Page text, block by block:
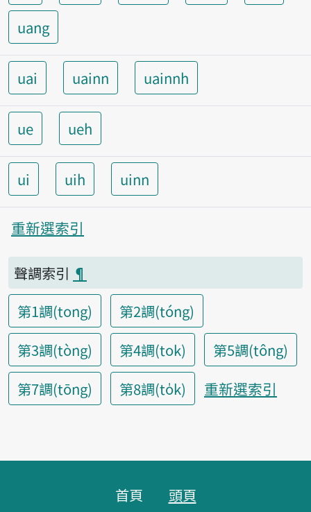
uang
uai uainn uainnh
ue ueh
ui uih uinn
重新選索引
聲調索引 ¶
第1調(tong)
第2調(tóng)
第3調(tòng)
第4調(tok)
第5調(tông)
第7調(tōng)
第8調(to̍k) 重新選索引
首頁 頭頁